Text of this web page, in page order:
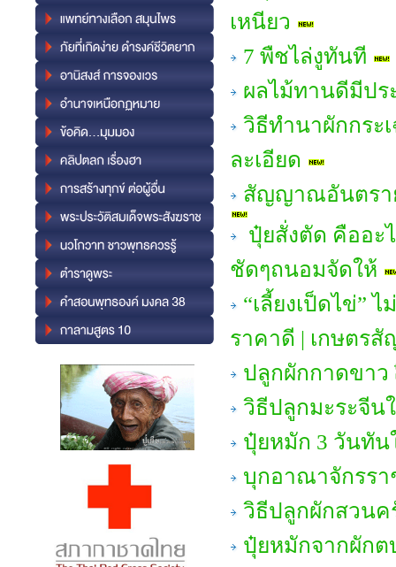
เหนียว
7 พืชไล่งูทันที
ผลไม้ทานดีมีปร
วิธีทำนาผักกระ
ละเอียด
สัญญาณอันตรา
ปุ๋ยสั่งตัด คืออะ
ชัดๆถนอมจัดให้
“เลี้ยงเป็ดไข่”
ราคาดี | เกษตรสั
ปลูกผักกาดขาว
วิธีปลูกมะระจีน
ปุ๋ยหมัก 3 วันทั
บุกอาณาจักรร
วิธีปลูกผักสวนค
ปุ๋ยหมักจากผัก